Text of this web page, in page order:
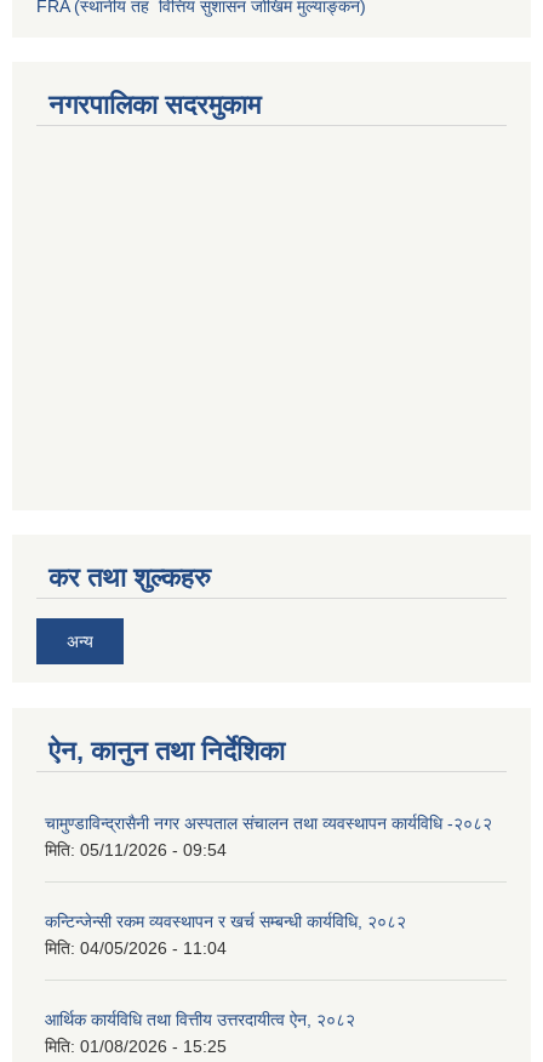
FRA (स्थानीय तह वित्तिय सुशासन जोखिम मुल्याङ्कन)
नगरपालिका सदरमुकाम
कर तथा शुल्कहरु
अन्य
ऐन, कानुन तथा निर्देशिका
चामुण्डाविन्द्रासैनी नगर अस्पताल संचालन तथा व्यवस्थापन कार्यविधि -२०८२
मिति: 05/11/2026 - 09:54
कन्टिन्जेन्सी रकम व्यवस्थापन र खर्च सम्बन्धी कार्यविधि, २०८२
मिति: 04/05/2026 - 11:04
आर्थिक कार्यविधि तथा वित्तीय उत्तरदायीत्व ऐन, २०८२
मिति: 01/08/2026 - 15:25